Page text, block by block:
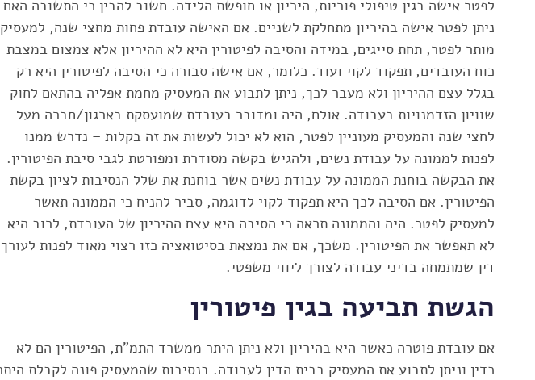
לפטר אישה בגין טיפולי פוריות, היריון או חופשת הלידה. חשוב להבין כי התשובה האם
ניתן לפטר אישה בהיריון מתחלקת לשניים. אם האישה עובדת פחות מחצי שנה, למעסיק
מותר לפטר, תחת סייגים, במידה והסיבה לפיטורין היא לא ההיריון אלא צמצום במצבת
כוח העובדים, תפקוד לקוי ועוד. כלומר, אם אישה סבורה כי הסיבה לפיטורין היא רק
בגלל עצם ההיריון ולא מעבר לכך, ניתן לתבוע את המעסיק מחמת אפליה בהתאם לחוק
שוויון הזדמנויות בעבודה. אולם, היה ומדובר בעובדת שמועסקת בארגון/חברה מעל
לחצי שנה והמעסיק מעוניין לפטר, הוא לא יכול לעשות את זה בקלות – נדרש ממנו
לפנות לממונה על עבודת נשים, ולהגיש בקשה מסודרת ומפורטת לגבי סיבת הפיטורין.
את הבקשה בוחנת הממונה על עבודת נשים אשר בוחנת את שלל הנסיבות לציון בקשת
הפיטורין. אם הסיבה לכך היא תפקוד לקוי לדוגמה, סביר להניח כי הממונה תאשר
למעסיק לפטר. היה והממונה תראה כי הסיבה היא עצם ההיריון של העובדת, לרוב היא
לא תאפשר את הפיטורין. משכך, אם את נמצאת בסיטואציה כזו רצוי מאוד לפנות לעורך
דין שמתמחה בדיני עבודה לצורך ליווי משפטי.
הגשת תביעה בגין פיטורין
אם עובדת פוטרה כאשר היא בהיריון ולא ניתן היתר ממשרד התמ"ת, הפיטורין הם לא
כדין וניתן לתבוע את המעסיק בבית הדין לעבודה. בנסיבות שהמעסיק פונה לקבלת